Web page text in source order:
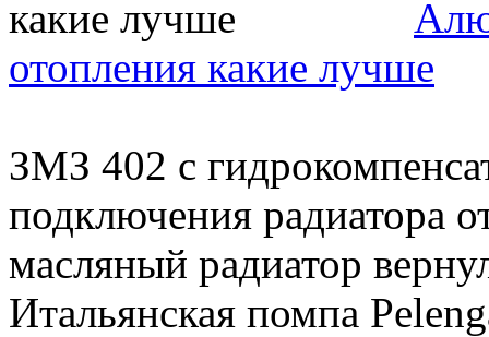
отопления какие лучше
ЗМЗ 402 с
подключения радиатора
масляный радиатор
Итальянская помпа